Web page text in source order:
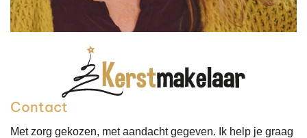
Contact
Met zorg gekozen, met aandacht gegeven. Ik help je graag